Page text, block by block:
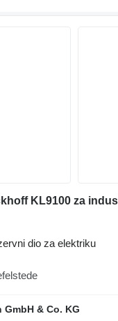
KL9100 za
dio za elektriku
& Co. KG